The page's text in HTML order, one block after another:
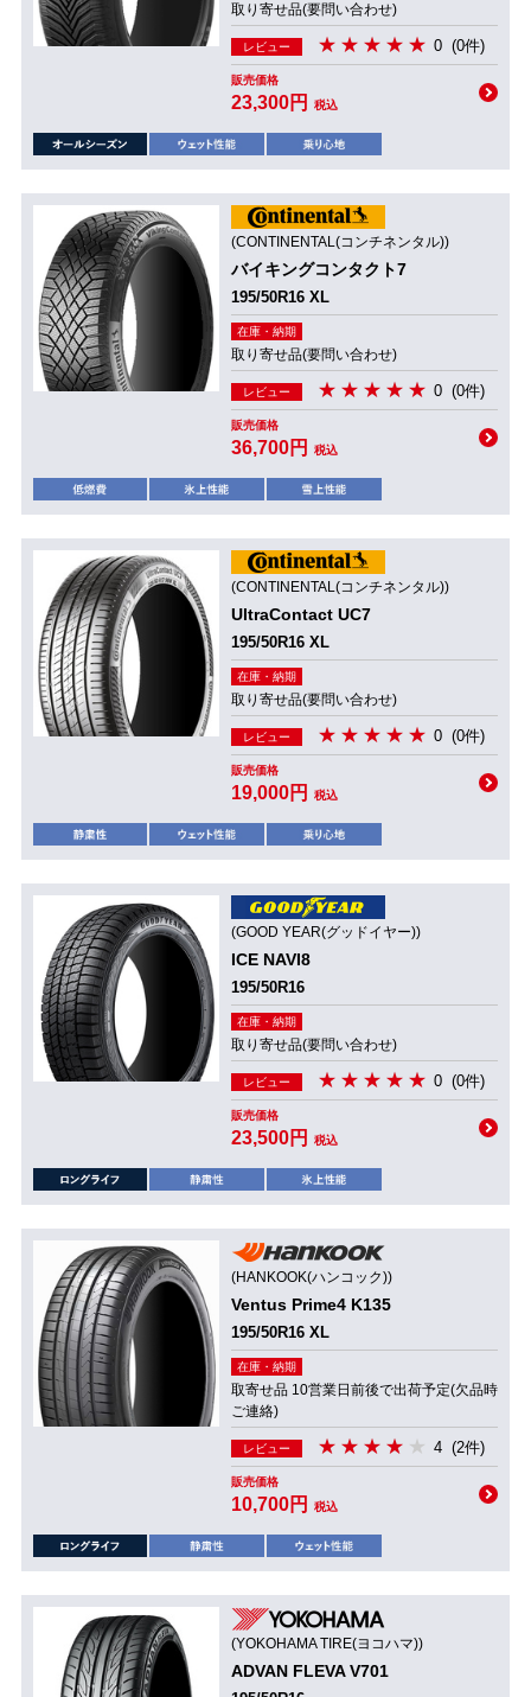
取り寄せ品(要問い合わせ)
レビュー 0 (0件)
販売価格
23,300円 税込
(CONTINENTAL(コンチネンタル))
バイキングコンタクト7
195/50R16 XL
在庫・納期
取り寄せ品(要問い合わせ)
レビュー 0 (0件)
販売価格
36,700円 税込
(CONTINENTAL(コンチネンタル))
UltraContact UC7
195/50R16 XL
在庫・納期
取り寄せ品(要問い合わせ)
レビュー 0 (0件)
販売価格
19,000円 税込
(GOOD YEAR(グッドイヤー))
ICE NAVI8
195/50R16
在庫・納期
取り寄せ品(要問い合わせ)
レビュー 0 (0件)
販売価格
23,500円 税込
(HANKOOK(ハンコック))
Ventus Prime4 K135
195/50R16 XL
在庫・納期
取寄せ品 10営業日前後で出荷予定(欠品時
ご連絡)
レビュー 4 (2件)
販売価格
10,700円 税込
(YOKOHAMA TIRE(ヨコハマ))
ADVAN FLEVA V701